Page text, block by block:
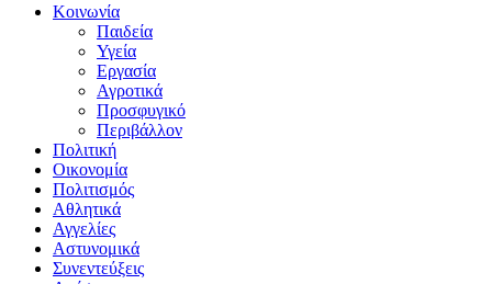
Κοινωνία
Παιδεία
Υγεία
Εργασία
Αγροτικά
Προσφυγικό
Περιβάλλον
Πολιτική
Οικονομία
Πολιτισμός
Αθλητικά
Αγγελίες
Αστυνομικά
Συνεντεύξεις